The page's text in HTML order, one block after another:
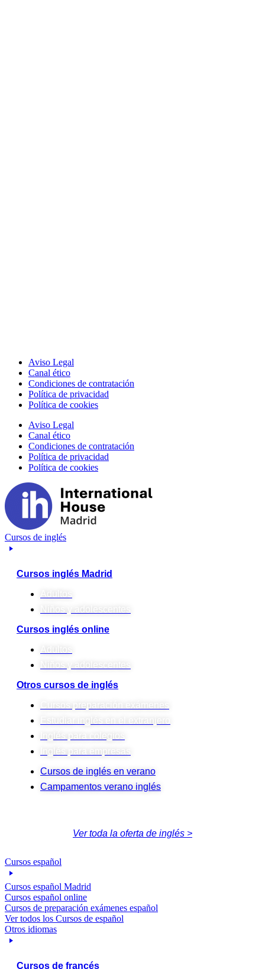
Aviso Legal
Canal ético
Condiciones de contratación
Política de privacidad
Política de cookies
Aviso Legal
Canal ético
Condiciones de contratación
Política de privacidad
Política de cookies
Cursos de inglés
Cursos inglés Madrid
Adultos
Niños y adolescentes
Cursos inglés online
Adultos
Niños y adolescentes
Otros cursos de inglés
Cursos preparación exámenes
Estudiar inglés en el extranjero
Inglés para colegios
Inglés para empresas
Cursos de inglés en verano
Campamentos verano inglés
Ver toda la oferta de inglés >
Cursos español
Cursos español Madrid
Cursos español online
Cursos de preparación exámenes español
Ver todos los Cursos de español
Otros idiomas
Cursos de francés